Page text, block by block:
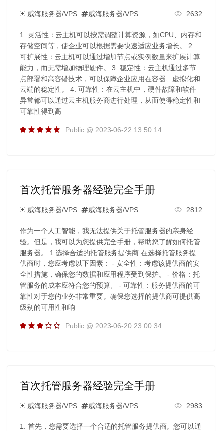
威海服务器/VPS 威海服务器/VPS 2632
1. 灵活性：云主机可以按需调整计算资源，如CPU、内存和
存储空间等，使企业可以根据需要快速适应业务增长。 2.
可扩展性：云主机可以通过增加节点或实例数量来扩展计算
能力，而无需增加物理硬件。 3. 稳定性：云主机通过多节
点部署和高容错技术，可以保障企业应用在容器、虚拟化和
云端的稳定性。 4. 可靠性：在云主机中，硬件故障和软件
异常都可以通过云主机服务商进行处理，从而使得稳定性和
可靠性得到高
Public @ 2023-06-22 13:50:14
首次托管服务器经验完全手册
威海服务器/VPS 威海服务器/VPS 2812
作为一个人工智能，我无法提供关于托管服务器的亲身经
验。但是，我可以为您提供完全手册，帮助您了解如何托管
服务器。 1.选择合适的托管服务提供商 在选择托管服务提
供商时，您应考虑以下因素： - 安全性：考虑该提供商的安
全性措施，确保您的数据和应用程序受到保护。 - 价格：托
管服务的成本应符合您的预算。 - 可靠性：服务提供商的可
靠性对于您的业务非常重要。确保您选择的提供商可提供高
级别的可用性和响
Public @ 2023-06-20 23:00:34
首次托管服务器经验完全手册
威海服务器/VPS 威海服务器/VPS 2983
1. 首先，您需要选择一个合适的托管服务提供商。您可以通